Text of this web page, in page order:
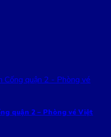
quận 2 – Phòng vé Việt